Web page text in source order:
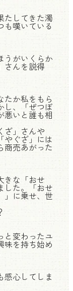
たしてきた濁
も嘆いている
うがいくらか
さんを説得
たか私をもら
し、「ぜつぼ
悪いと誰も相
ざ」さんや
やぐざ」には
商売あがった
きな「おせ
した。「おせ
」に乗せ、世
と変わったユ
味を持ち始め
感心してしま